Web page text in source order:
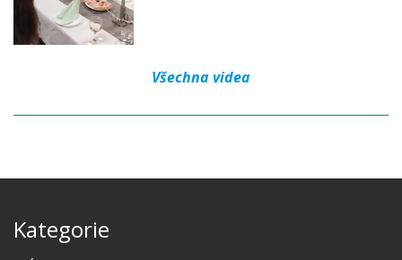
Všechna videa
Kategorie